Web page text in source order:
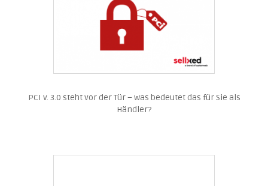
PCI v. 3.0 steht vor der Tür – was bedeutet das für Sie als
Händler?